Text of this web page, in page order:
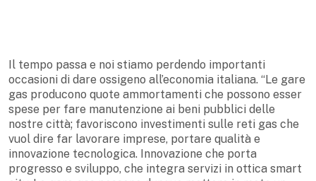
Il tempo passa e noi stiamo perdendo importanti
occasioni di dare ossigeno all’economia italiana. “Le gare
gas producono quote ammortamenti che possono esser
spese per fare manutenzione ai beni pubblici delle
nostre città; favoriscono investimenti sulle reti gas che
vuol dire far lavorare imprese, portare qualità e
innovazione tecnologica. Innovazione che porta
progresso e sviluppo, che integra servizi in ottica smart